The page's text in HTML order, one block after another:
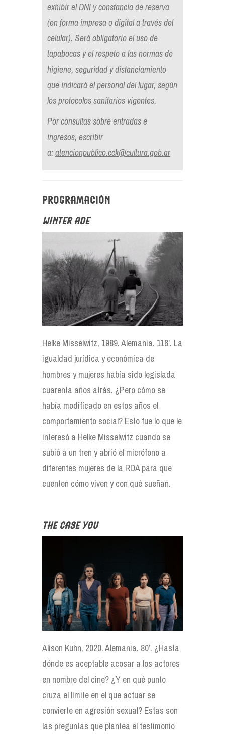
exhibir el DNI y constancia de reserva
(en forma impresa o digital a través del
celular). Será obligatorio el uso de
tapabocas y el respeto a las normas de
higiene, seguridad y distanciamiento
que indicará el personal del lugar, según
los protocolos sanitarios vigentes.
Por consultas sobre entradas e
ingresos, escribir
a:atencionpublico.cck@cultura.gob.ar
Programación
Winter ade
Helke Misselwitz, 1989. Alemania. 116’. La
igualdad jurídica y económica de
hombres y mujeres había sido legislada
cuarenta años atrás. ¿Pero cómo se
había modificado en estos años el
comportamiento social? Esto fue lo que le
interesó a Helke Misselwitz cuando se
subió a un tren y abrió el micrófono a
diferentes mujeres de la RDA para que
cuenten cómo viven y con qué sueñan.
The case you
Alison Kuhn, 2020. Alemania. 80’. ¿Hasta
dónde es aceptable acosar a los actores
en nombre del cine? ¿Y en qué punto
cruza el límite en el que actuar se
convierte en agresión sexual? Estas son
las preguntas que plantea el testimonio